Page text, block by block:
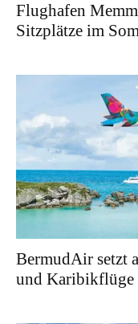
Flughafen
Sitzplätze im
BermudAir setzt
und Karibikflüge